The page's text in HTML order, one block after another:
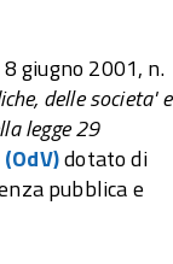
giugno 2001, n.
delle societa' e
legge 29
dotato di
pubblica e